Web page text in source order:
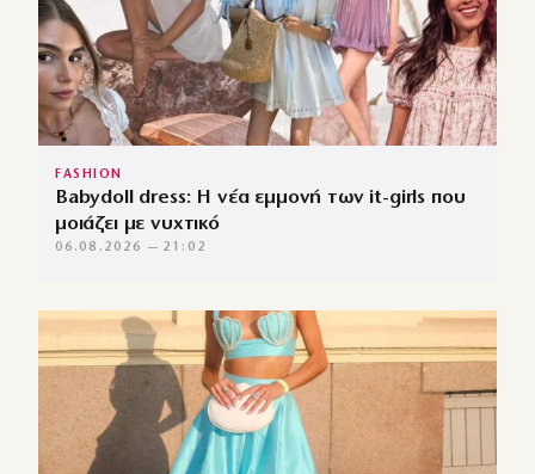
FASHION
Babydoll dress: Η νέα εμμονή των it-girls που
μοιάζει με νυχτικό
06.08.2026 — 21:02